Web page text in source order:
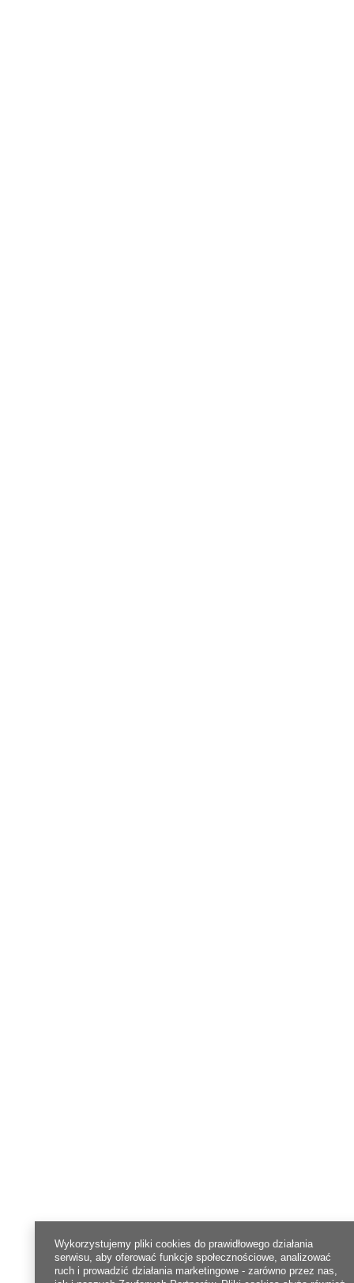
Wykorzystujemy pliki cookies do prawidłowego działania
serwisu, aby oferować funkcje społecznościowe, analizować
ruch i prowadzić działania marketingowe - zarówno przez nas,